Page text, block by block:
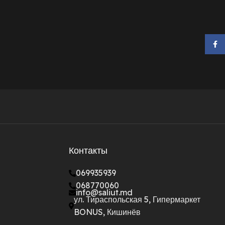
Контакты
069935939
068770060
info@saliut.md
ул. Тираспольская 5, Гипермаркет
BONUS, Кишинёв